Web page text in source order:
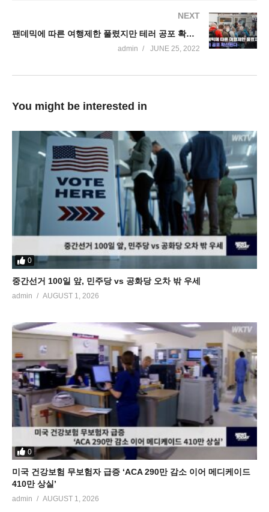
NEXT
팬데믹에 따른 여행제한 풀렸지만 테러 공포 확산된다
admin JUNE 25, 2022
You might be interested in
0
중간선거 100일 앞, 민주당 vs 공화당 오차 밖 우세
admin AUGUST 1, 2026
0
미국 건강보험 무보험자 급증 ‘ACA 290만 감소 이어 메디케이드
410만 상실’
admin AUGUST 1, 2026